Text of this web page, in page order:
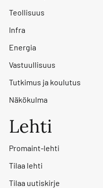
Teollisuus
Infra
Energia
Vastuullisuus
Tutkimus ja koulutus
Näkökulma
Lehti
Promaint-lehti
Tilaa lehti
Tilaa uutiskirje